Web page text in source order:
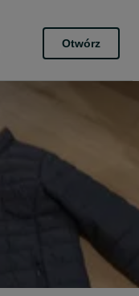
Otwórz